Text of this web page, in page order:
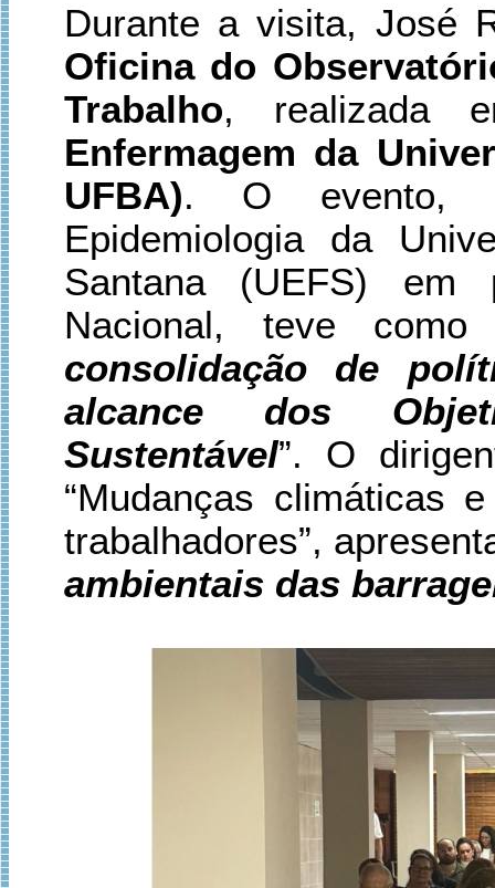
Durante a visita, José
Oficina do
Trabalho, realizada
Enfermagem da
UFBA). O evento,
Epidemiologia da
Santana (UEFS) em
Nacional, teve
consolidação de
alcance dos
Sustentável”. O
“Mudanças climáticas
trabalhadores”,
ambientais das